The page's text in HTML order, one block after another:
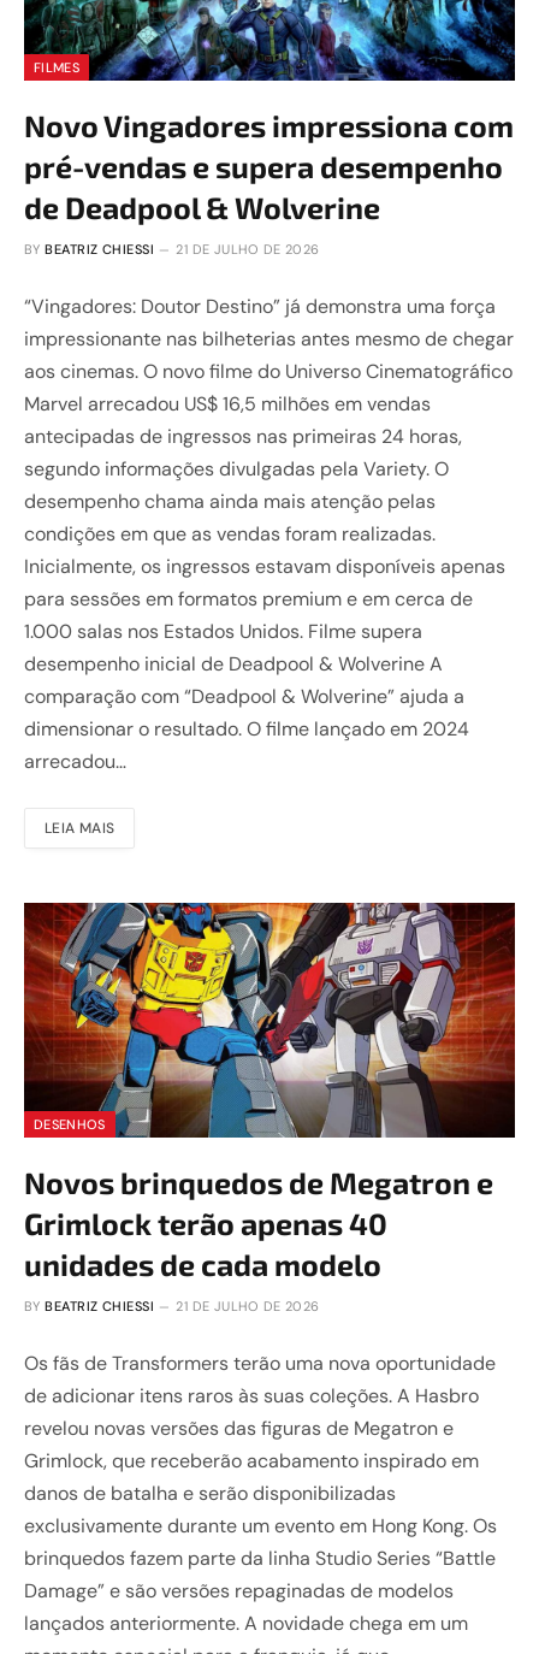
FILMES
Novo Vingadores impressiona com
pré-vendas e supera desempenho
de Deadpool & Wolverine
BY BEATRIZ CHIESSI 21 DE JULHO DE 2026
“Vingadores: Doutor Destino” já demonstra uma força
impressionante nas bilheterias antes mesmo de chegar
aos cinemas. O novo filme do Universo Cinematográfico
Marvel arrecadou US$ 16,5 milhões em vendas
antecipadas de ingressos nas primeiras 24 horas,
segundo informações divulgadas pela Variety. O
desempenho chama ainda mais atenção pelas
condições em que as vendas foram realizadas.
Inicialmente, os ingressos estavam disponíveis apenas
para sessões em formatos premium e em cerca de
1.000 salas nos Estados Unidos. Filme supera
desempenho inicial de Deadpool & Wolverine A
comparação com “Deadpool & Wolverine” ajuda a
dimensionar o resultado. O filme lançado em 2024
arrecadou…
LEIA MAIS
DESENHOS
Novos brinquedos de Megatron e
Grimlock terão apenas 40
unidades de cada modelo
BY BEATRIZ CHIESSI 21 DE JULHO DE 2026
Os fãs de Transformers terão uma nova oportunidade
de adicionar itens raros às suas coleções. A Hasbro
revelou novas versões das figuras de Megatron e
Grimlock, que receberão acabamento inspirado em
danos de batalha e serão disponibilizadas
exclusivamente durante um evento em Hong Kong. Os
brinquedos fazem parte da linha Studio Series “Battle
Damage” e são versões repaginadas de modelos
lançados anteriormente. A novidade chega em um